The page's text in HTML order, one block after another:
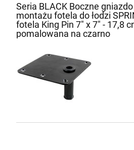
Seria BLACK Boczne
montażu fotela do łodzi
fotela King Pin 7" x 7" - 17,8
pomalowana na czarno